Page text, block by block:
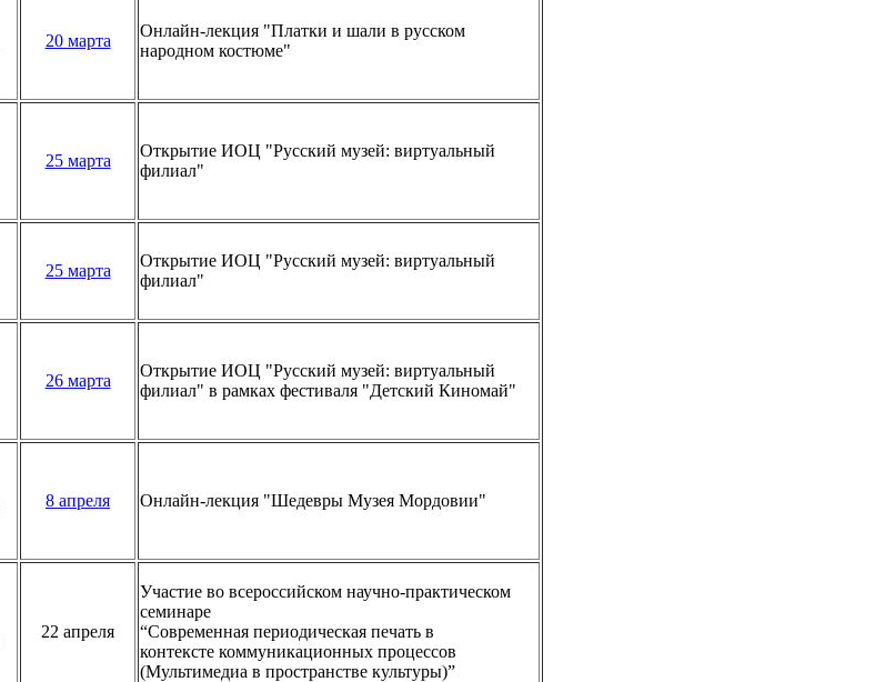
20 марта
Онлайн-лекция "Платки и шали в русском
народном костюме"
25 марта
Открытие ИОЦ "Русский музей: виртуальный
филиал"
25 марта
Открытие ИОЦ "Русский музей: виртуальный
филиал"
26 марта
Открытие ИОЦ "Русский музей: виртуальный
филиал" в рамках фестиваля "Детский Киномай"
8 апреля Онлайн-лекция "Шедевры Музея Мордовии"
22 апреля
Участие во всероссийском научно-практическом
семинаре
“Современная периодическая печать в
контексте коммуникационных процессов
(Мультимедиа в пространстве культуры)”